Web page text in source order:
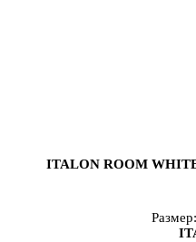
ITALON ROOM
Размер: